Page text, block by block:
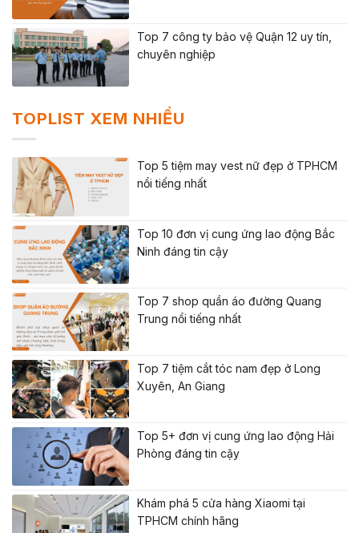
Top 7 công ty bảo vệ Quận 12 uy tín,
chuyên nghiệp
TOPLIST XEM NHIỀU
Top 5 tiệm may vest nữ đẹp ở TPHCM
nổi tiếng nhất
Top 10 đơn vị cung ứng lao động Bắc
Ninh đáng tin cậy
Top 7 shop quần áo đường Quang
Trung nổi tiếng nhất
Top 7 tiệm cắt tóc nam đẹp ở Long
Xuyên, An Giang
Top 5+ đơn vị cung ứng lao động Hải
Phòng đáng tin cậy
Khám phá 5 cửa hàng Xiaomi tại
TPHCM chính hãng